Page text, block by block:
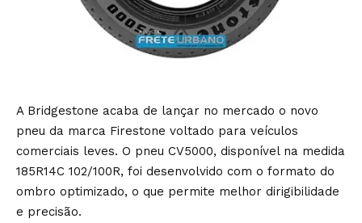
A Bridgestone acaba de lançar no mercado o novo
pneu da marca Firestone voltado para veículos
comerciais leves. O pneu CV5000, disponível na medida
185R14C 102/100R, foi desenvolvido com o formato do
ombro optimizado, o que permite melhor dirigibilidade
e precisão.